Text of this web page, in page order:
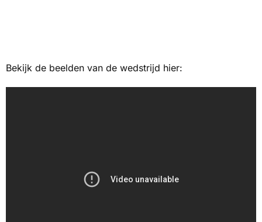
Bekijk de beelden van de wedstrijd hier: